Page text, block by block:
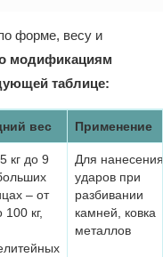
форме, весу и
модификациям
таблице:
вес Применение
кг до 9
– от
100 кг,
Для нанесения
ударов при
разбивании
камней, ковка
металлов